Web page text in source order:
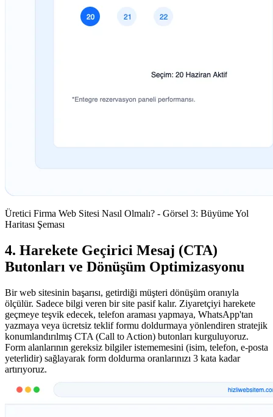
Üretici Firma Web Sitesi Nasıl Olmalı? - Görsel 3: Büyüme Yol
Haritası Şeması
4. Harekete Geçirici Mesaj (CTA)
Butonları ve Dönüşüm Optimizasyonu
Bir web sitesinin başarısı, getirdiği müşteri dönüşüm oranıyla
ölçülür. Sadece bilgi veren bir site pasif kalır. Ziyaretçiyi harekete
geçmeye teşvik edecek, telefon araması yapmaya, WhatsApp'tan
yazmaya veya ücretsiz teklif formu doldurmaya yönlendiren stratejik
konumlandırılmış CTA (Call to Action) butonları kurguluyoruz.
Form alanlarının gereksiz bilgiler istememesini (isim, telefon, e-posta
yeterlidir) sağlayarak form doldurma oranlarınızı 3 kata kadar
artırıyoruz.